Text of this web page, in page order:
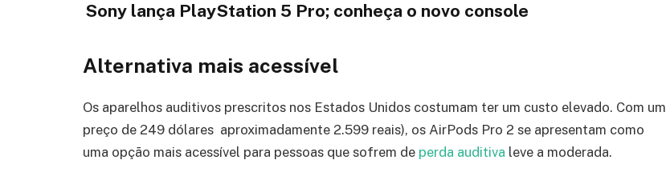
Sony lança PlayStation 5 Pro; conheça o novo console
Alternativa mais acessível
Os aparelhos auditivos prescritos nos Estados Unidos costumam ter um custo elevado. Com um
preço de 249 dólares aproximadamente 2.599 reais), os AirPods Pro 2 se apresentam como
uma opção mais acessível para pessoas que sofrem de perda auditiva leve a moderada.